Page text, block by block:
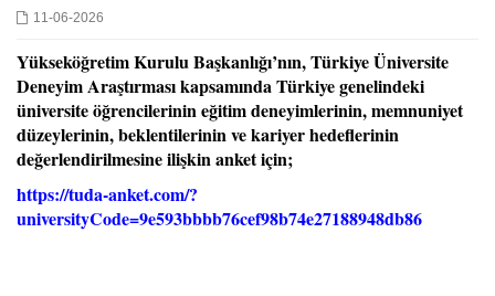
11-06-2026
Yükseköğretim Kurulu Başkanlığı’nın, Türkiye Üniversite
Deneyim Araştırması kapsamında Türkiye genelindeki
üniversite öğrencilerinin eğitim deneyimlerinin, memnuniyet
düzeylerinin, beklentilerinin ve kariyer hedeflerinin
değerlendirilmesine ilişkin anket için;
https://tuda-anket.com/?
universityCode=9e593bbbb76cef98b74e27188948db86